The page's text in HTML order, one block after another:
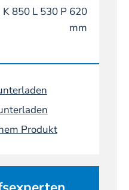
K 850 L 530 P 620
mm
Produkt